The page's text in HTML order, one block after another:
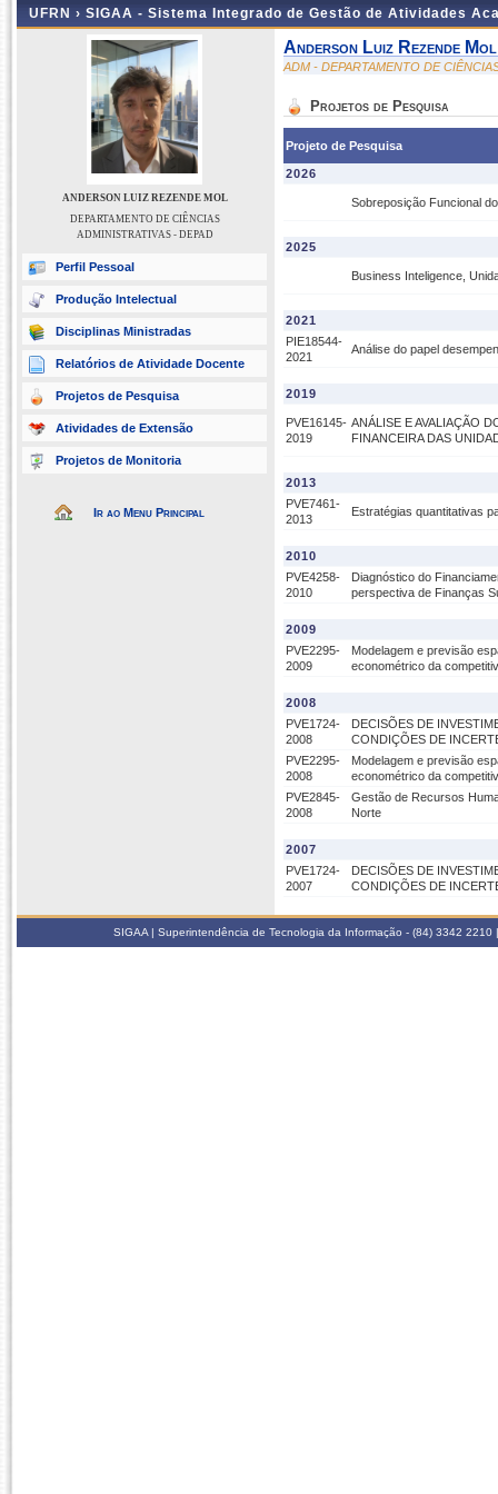
UFRN › SIGAA - Sistema Integrado de Gestão de Atividades
ANDERSON LUIZ REZENDE MOL
DEPARTAMENTO DE CIÊNCIAS
ADMINISTRATIVAS - DEPAD
Perfil Pessoal
Produção Intelectual
Disciplinas Ministradas
Relatórios de Atividade Docente
Projetos de Pesquisa
Atividades de Extensão
Projetos de Monitoria
Ir ao Menu Principal
Anderson Luiz Rezende Mol
ADM - DEPARTAMENTO DE
Projetos de Pesquisa
Projeto de Pesquisa
2026
Sobreposição Funcional
2025
Business Inteligence,
2021
PIE18544-
2021
Análise do papel
2019
PVE16145-
2019
ANÁLISE E AVALIAÇÃO
FINANCEIRA DAS
2013
PVE7461-
2013
Estratégias quantitativas
2010
PVE4258-
2010
Diagnóstico do
perspectiva de Finanças
2009
PVE2295-
2009
Modelagem e previsão
econométrico da
2008
PVE1724-
2008
DECISÕES DE
CONDIÇÕES DE
PVE2295-
2008
Modelagem e previsão
econométrico da
PVE2845-
2008
Gestão de Recursos
Norte
2007
PVE1724-
2007
DECISÕES DE
CONDIÇÕES DE
SIGAA | Superintendência de Tecnologia da Informação - (84) 3342